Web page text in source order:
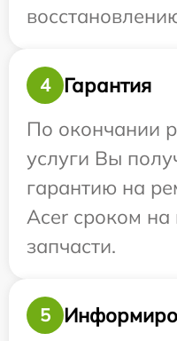
4
Гарантия
По окончании
услуги Вы
гарантию на
Acer сроком на
запчасти.
5